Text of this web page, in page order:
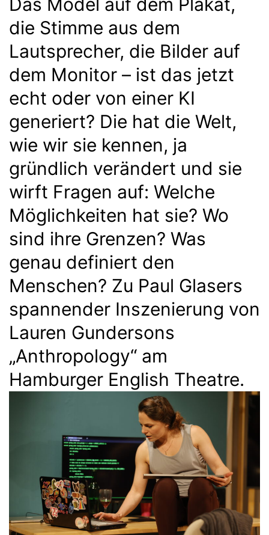
die Stimme aus dem
Lautsprecher, die Bilder auf
dem Monitor – ist das jetzt
echt oder von einer KI
generiert? Die hat die Welt,
wie wir sie kennen, ja
gründlich verändert und sie
wirft Fragen auf: Welche
Möglichkeiten hat sie? Wo
sind ihre Grenzen? Was
genau definiert den
Menschen? Zu Paul Glasers
spannender Inszenierung von
Lauren Gundersons
„Anthropology“ am
Hamburger English Theatre.